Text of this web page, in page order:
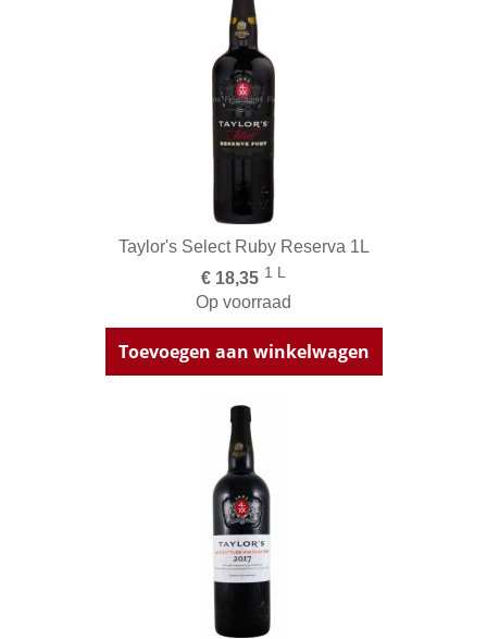
Taylor's Select Ruby Reserva 1L
€ 18,35 1 L
Op voorraad
Toevoegen aan winkelwagen